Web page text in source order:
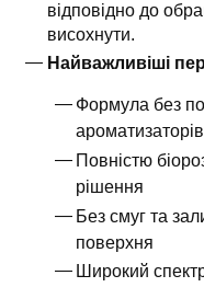
відповідно до
висохнути.
Найважливіші
Формула без
Повністю
рішення
Без смуг та
поверхня
Широкий